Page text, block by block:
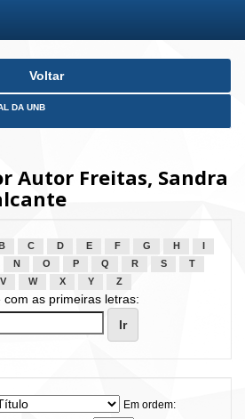
Voltar
DA UNB
Autor Freitas, Sandra
B C D E F G H
N O P Q R S
T
V W X Y Z
com as primeiras letras:
Em ordem: